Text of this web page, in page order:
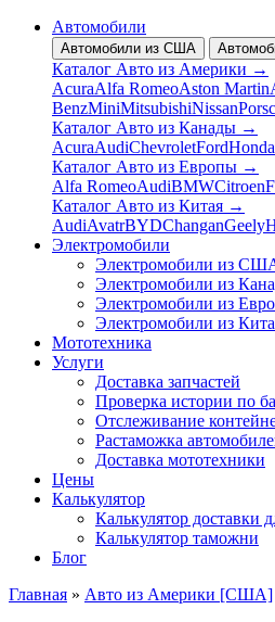
Автомобили
Автомобили из США
Каталог Авто из Америки →
AcuraAlfa RomeoAston Martin
BenzMiniMitsubishiNissan
Каталог Авто из Канады →
AcuraAudiChevroletFordHonda
Каталог Авто из Европы →
Alfa RomeoAudiBMWCitroen
Каталог Авто из Китая →
AudiAvatrBYDChanganGeely
Электромобили
Электромобили из
Электромобили из
Электромобили из
Электромобили из
Мототехника
Услуги
Доставка запчастей
Проверка истории по
Отслеживание
Растаможка
Доставка мототехники
Цены
Калькулятор
Калькулятор доставки
Калькулятор таможни
Блог
Главная » Авто из Америки [США]